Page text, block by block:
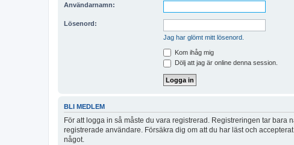
Användarnamn:
Lösenord:
Jag har glömt mitt lösenord.
Kom ihåg mig
Dölj att jag är online denna session.
BLI MEDLEM
För att logga in så måste du vara registrerad. Registreringen tar bara
registrerade användare. Försäkra dig om att du har läst och
något.